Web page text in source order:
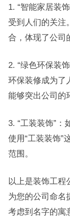
1. “智能家居装
受到人们的关注
合，体现了公司
2. “绿色环保装
环保装修成为了
能够突出公司的
3. “工装装饰”：
使用“工装装饰”
范围。
以上是装饰工程
为您的公司命名
考虑到名字的寓